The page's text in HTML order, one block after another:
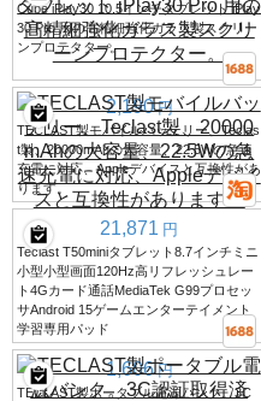
Cube iPlay30 10.5インチタブレット iPlay
30 Pro 用の高精細強化ガラス製スクリー
ンプロテクター。
2,190 円
TECLAST製モバイルバッテリー、Teclas
t製、20000mAhの大容量、22.5Wの急速
充電に対応、Appleデバイスと互換性があ
ります。
21,871 円
Teclast T50miniタブレット8.7インチミニ
小型小型画面120Hz高リフレッシュレー
ト4Gカード通話MediaTek G99プロセッ
サAndroid 15ゲームエンターテイメント
学習専用パッド
1,606 円
TECLAST製ポータブル電源バンク。3C